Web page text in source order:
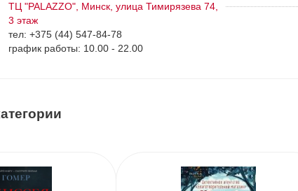
ТЦ "PALAZZO", Минск, улица Тимирязева 74,
3 этаж
тел: +375 (44) 547-84-78
график работы: 10.00 - 22.00